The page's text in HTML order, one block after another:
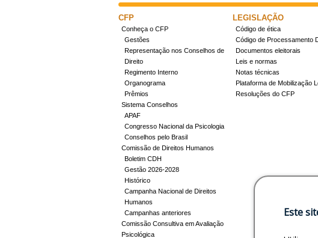
CFP
Conheça o CFP
Gestões
Representação nos Conselhos de
Direito
Regimento Interno
Organograma
Prêmios
Sistema Conselhos
APAF
Congresso Nacional da Psicologia
Conselhos pelo Brasil
Comissão de Direitos Humanos
Boletim CDH
Gestão 2026-2028
Histórico
Campanha Nacional de Direitos
Humanos
Campanhas anteriores
Comissão Consultiva em Avaliação
Psicológica
LEGISLAÇÃO
Código de ética
Código de Processamento
Documentos eleitorais
Leis e normas
Notas técnicas
Plataforma de Mobilização
Resoluções do CFP
Este